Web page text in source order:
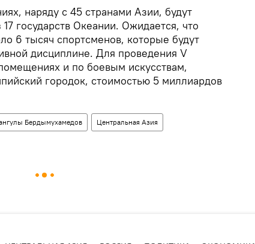
наряду с 45 странами Азии, будут
государств Океании. Ожидается, что
6 тысяч спортсменов, которые будут
дисциплине. Для проведения V
и по боевым искусствам,
городок, стоимостью 5 миллиардов
Бердымухамедов Центральная Азия